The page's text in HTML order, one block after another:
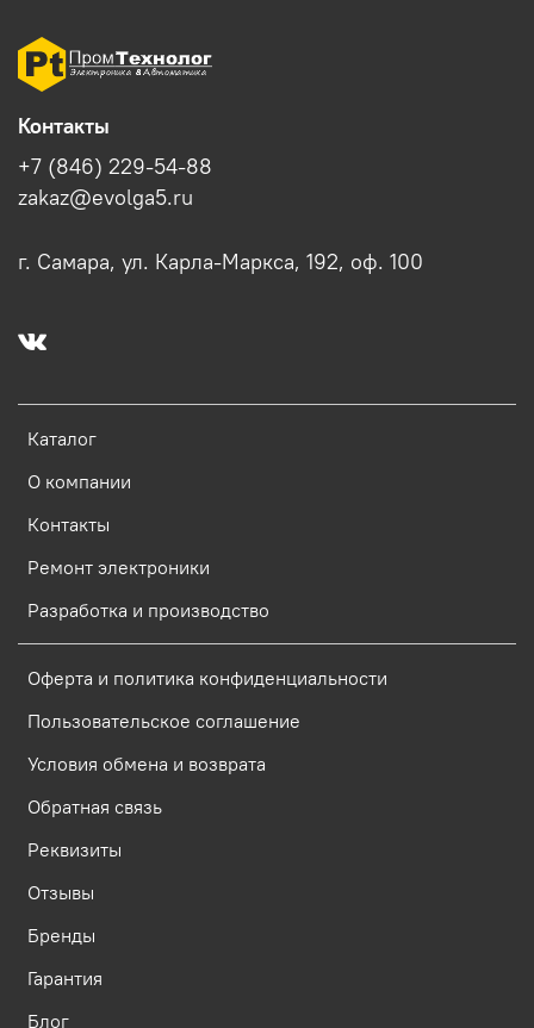
Каталог
О компании
Контакты
Ремонт электроники
Разработка и производство
Оферта и политика конфиденциальности
Пользовательское соглашение
Условия обмена и возврата
Обратная связь
Реквизиты
Отзывы
Бренды
Гарантия
Блог
Контакты
+7 (846) 229-54-88
zakaz@evolga5.ru
г. Самара, ул. Карла-Маркса, 192, оф. 100